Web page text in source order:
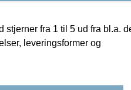
fra 1 til 5 ud fra bl.a.
leveringsformer og